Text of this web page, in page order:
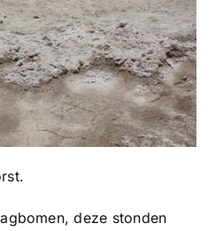
deze stonden